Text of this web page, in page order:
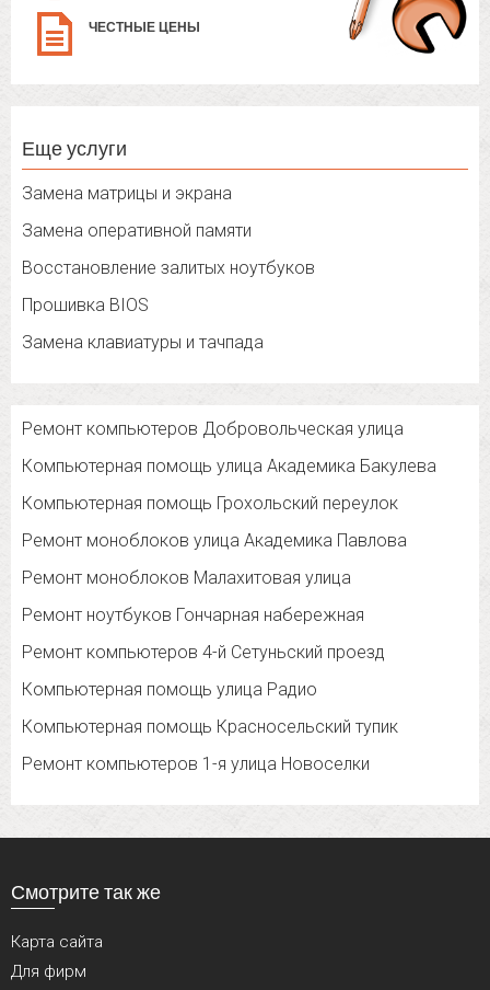
ЧЕСТНЫЕ ЦЕНЫ
Еще услуги
Замена матрицы и экрана
Замена оперативной памяти
Восстановление залитых ноутбуков
Прошивка BIOS
Замена клавиатуры и тачпада
Ремонт компьютеров Добровольческая улица
Компьютерная помощь улица Академика Бакулева
Компьютерная помощь Грохольский переулок
Ремонт моноблоков улица Академика Павлова
Ремонт моноблоков Малахитовая улица
Ремонт ноутбуков Гончарная набережная
Ремонт компьютеров 4-й Сетуньский проезд
Компьютерная помощь улица Радио
Компьютерная помощь Красносельский тупик
Ремонт компьютеров 1-я улица Новоселки
Смотрите так же
Карта сайта
Для фирм